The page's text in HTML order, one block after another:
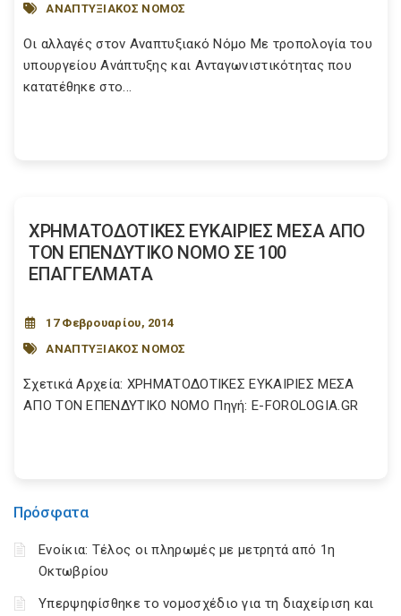
Πρόσφατα
Ενοίκια: Τέλος οι πληρωμές με μετρητά από 1η
Οκτωβρίου
Υπερψηφίσθηκε το νομοσχέδιο για τη διαχείριση και
ΑΝΑΠΤΥΞΙΑΚΟΣ ΝΟΜΟΣ
Οι αλλαγές στον Αναπτυξιακό Νόμο Mε τροπολογία του
υπουργείου Ανάπτυξης και Ανταγωνιστικότητας που
κατατέθηκε στο...
ΧΡΗΜΑΤΟΔΟΤΙΚΕΣ ΕΥΚΑΙΡΙΕΣ ΜΕΣΑ ΑΠΟ
ΤΟΝ ΕΠΕΝΔΥΤΙΚΟ ΝΟΜΟ ΣΕ 100
ΕΠΑΓΓΕΛΜΑΤΑ
17 Φεβρουαρίου, 2014
ΑΝΑΠΤΥΞΙΑΚΟΣ ΝΟΜΟΣ
Σχετικά Αρχεία: ΧΡΗΜΑΤΟΔΟΤΙΚΕΣ ΕΥΚΑΙΡΙΕΣ ΜΕΣΑ
ΑΠΟ ΤΟΝ ΕΠΕΝΔΥΤΙΚΟ ΝΟΜΟ Πηγή: E-FOROLOGIA.GR